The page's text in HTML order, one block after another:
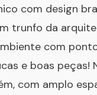
com design
trunfo da
com
e boas peças!
com amplo